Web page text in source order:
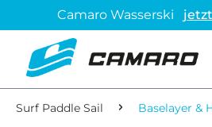
Camaro Wasserski
Surf Paddle Sail Baselayer &